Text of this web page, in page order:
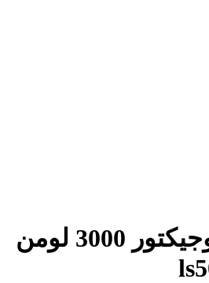
فيوسونيك بروجيكتور 3000 لومن